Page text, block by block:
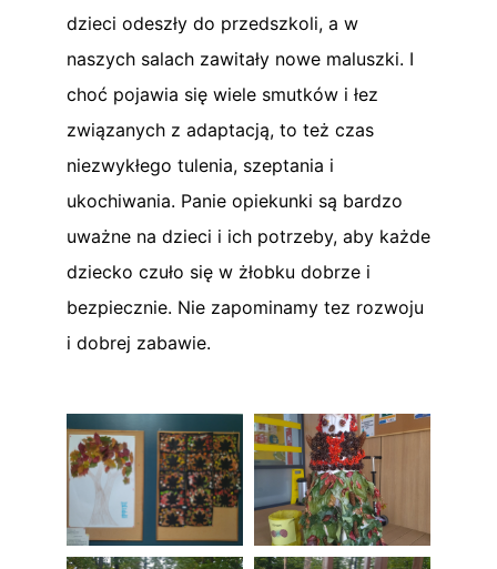
dzieci odeszły do przedszkoli, a w
naszych salach zawitały nowe maluszki. I
choć pojawia się wiele smutków i łez
związanych z adaptacją, to też czas
niezwykłego tulenia, szeptania i
ukochiwania. Panie opiekunki są bardzo
uważne na dzieci i ich potrzeby, aby każde
dziecko czuło się w żłobku dobrze i
bezpiecznie. Nie zapominamy tez rozwoju
i dobrej zabawie.